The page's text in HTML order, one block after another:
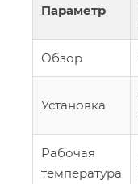
Параметр
Обзор
Установка
Рабочая
температура